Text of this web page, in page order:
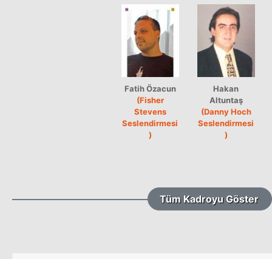
Fatih Özacun
(Fisher
Stevens
Seslendirmesi
)
Hakan
Altuntaş
(Danny Hoch
Seslendirmesi
)
Tüm Kadroyu Göster